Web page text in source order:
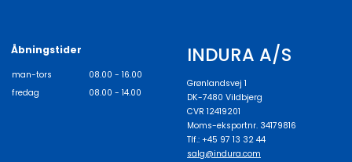
Åbningstider
man-tors
08.00 - 16.00
fredag
08.00 - 14.00
INDURA A/S
Grønlandsvej 1
DK-7480 Vildbjerg
CVR 12419201
Moms-eksportnr. 34179816
Tlf.: +45 97 13 32 44
salg@indura.com